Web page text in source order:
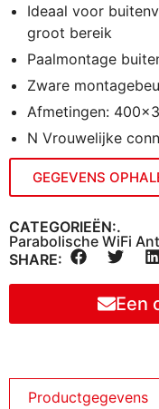
Ideaal voor
groot bereik
Paalmontage
Zware
Afmetingen:
N Vrouwelijke
GEGEVENS
CATEGORIEËN:.
Parabolische WiFi
SHARE:
Een
Productgegevens